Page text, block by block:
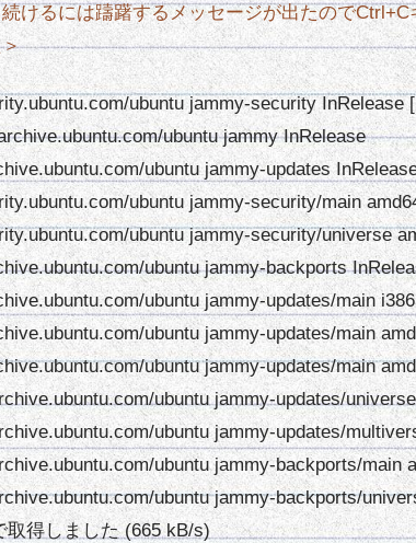
けるには躊躇するメッセージが出たので
ubuntu jammy-security InRelease
ubuntu jammy InRelease
ubuntu jammy-updates
ubuntu jammy-security/main
ubuntu jammy-security/universe
ubuntu jammy-backports
ubuntu jammy-updates/main
ubuntu jammy-updates/main
ubuntu jammy-updates/main
ubuntu jammy-updates/
ubuntu jammy-updates/
ubuntu jammy-backports/main
ubuntu jammy-backports/
取得しました (665 kB/s)